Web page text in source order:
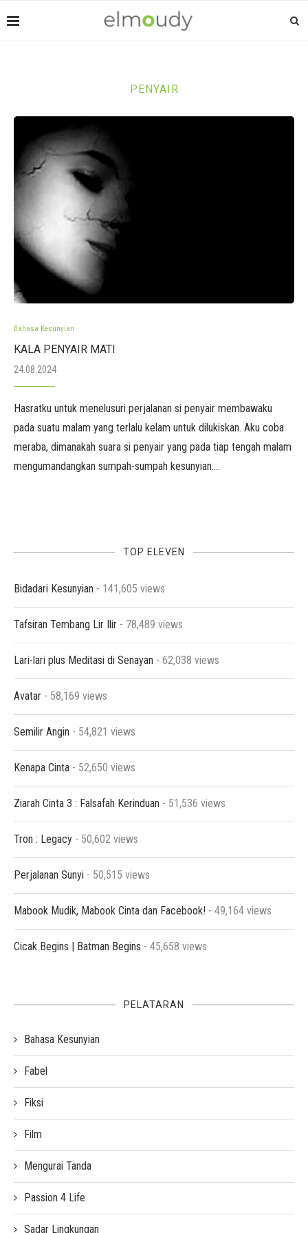
PENYAIR
Bahasa Kesunyian
KALA PENYAIR MATI
24.08.2024
Hasratku untuk menelusuri perjalanan si penyair membawaku
pada suatu malam yang terlalu kelam untuk dilukiskan. Aku coba
meraba, dimanakah suara si penyair yang pada tiap tengah malam
mengumandangkan sumpah-sumpah kesunyian.…
TOP ELEVEN
Bidadari Kesunyian - 141,605 views
Tafsiran Tembang Lir Ilir - 78,489 views
Lari-lari plus Meditasi di Senayan - 62,038 views
Avatar - 58,169 views
Semilir Angin - 54,821 views
Kenapa Cinta - 52,650 views
Ziarah Cinta 3 : Falsafah Kerinduan - 51,536 views
Tron : Legacy - 50,602 views
Perjalanan Sunyi - 50,515 views
Mabook Mudik, Mabook Cinta dan Facebook! - 49,164 views
Cicak Begins | Batman Begins - 45,658 views
PELATARAN
Bahasa Kesunyian
Fabel
Fiksi
Film
Mengurai Tanda
Passion 4 Life
Sadar Lingkungan